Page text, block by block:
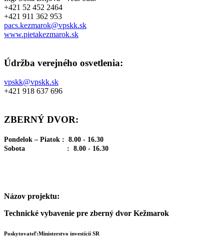
+421 52 452 2464
+421 911 362 953
pacs.kezmarok@vpskk.sk
www.pietakezmarok.sk
Údržba verejného osvetlenia:
vpskk@vpskk.sk
+421 918 637 696
ZBERNÝ DVOR:
Pondelok – Piatok : 8.00 - 16.30
Sobota : 8.00 - 16.30
Názov projektu:
Technické vybavenie pre zberný dvor Kežmarok
Poskytovateľ:Ministerstvo investícií SR